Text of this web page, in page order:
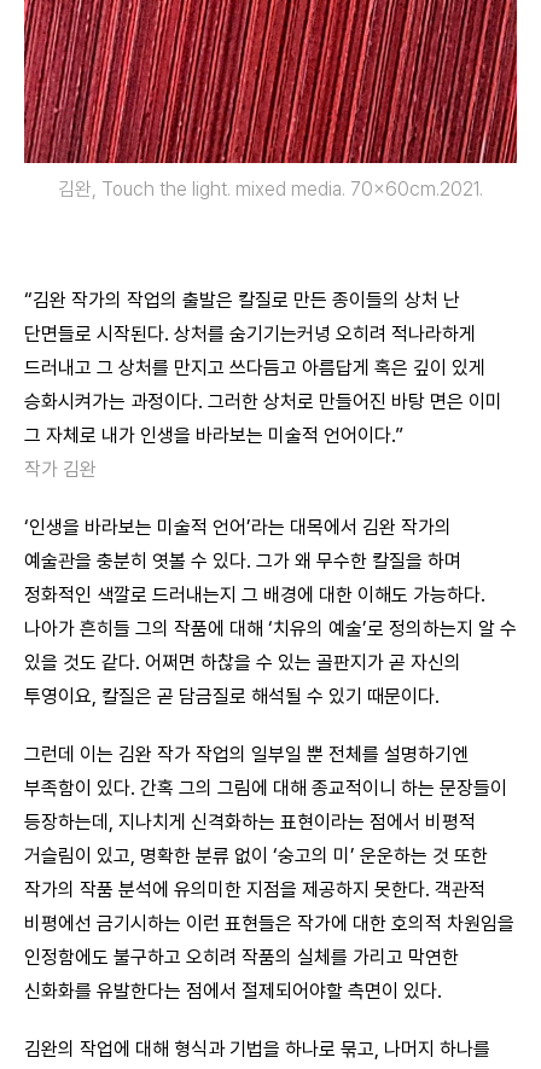
김완, Touch the light. mixed media. 70×60cm.2021.
“김완 작가의 작업의 출발은 칼질로 만든 종이들의 상처 난
단면들로 시작된다. 상처를 숨기기는커녕 오히려 적나라하게
드러내고 그 상처를 만지고 쓰다듬고 아름답게 혹은 깊이 있게
승화시켜가는 과정이다. 그러한 상처로 만들어진 바탕 면은 이미
그 자체로 내가 인생을 바라보는 미술적 언어이다.”
작가 김완
‘인생을 바라보는 미술적 언어’라는 대목에서 김완 작가의
예술관을 충분히 엿볼 수 있다. 그가 왜 무수한 칼질을 하며
정화적인 색깔로 드러내는지 그 배경에 대한 이해도 가능하다.
나아가 흔히들 그의 작품에 대해 ‘치유의 예술’로 정의하는지 알 수
있을 것도 같다. 어쩌면 하찮을 수 있는 골판지가 곧 자신의
투영이요, 칼질은 곧 담금질로 해석될 수 있기 때문이다.
그런데 이는 김완 작가 작업의 일부일 뿐 전체를 설명하기엔
부족함이 있다. 간혹 그의 그림에 대해 종교적이니 하는 문장들이
등장하는데, 지나치게 신격화하는 표현이라는 점에서 비평적
거슬림이 있고, 명확한 분류 없이 ‘숭고의 미’ 운운하는 것 또한
작가의 작품 분석에 유의미한 지점을 제공하지 못한다. 객관적
비평에선 금기시하는 이런 표현들은 작가에 대한 호의적 차원임을
인정함에도 불구하고 오히려 작품의 실체를 가리고 막연한
신화화를 유발한다는 점에서 절제되어야할 측면이 있다.
김완의 작업에 대해 형식과 기법을 하나로 묶고, 나머지 하나를